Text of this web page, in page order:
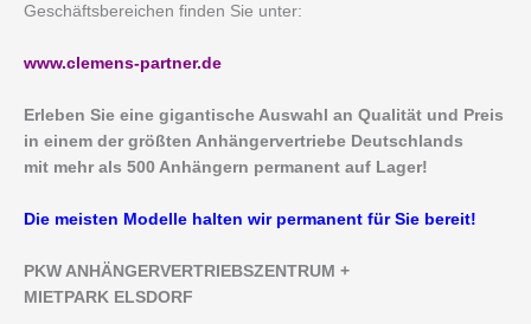
Geschäftsbereichen finden Sie unter:
www.clemens-partner.de
Erleben Sie eine gigantische Auswahl an Qualität und Preis
in einem der größten Anhängervertriebe Deutschlands
mit mehr als 500 Anhängern permanent auf Lager!
Die meisten Modelle halten wir permanent für Sie bereit!
PKW ANHÄNGERVERTRIEBSZENTRUM +
MIETPARK ELSDORF